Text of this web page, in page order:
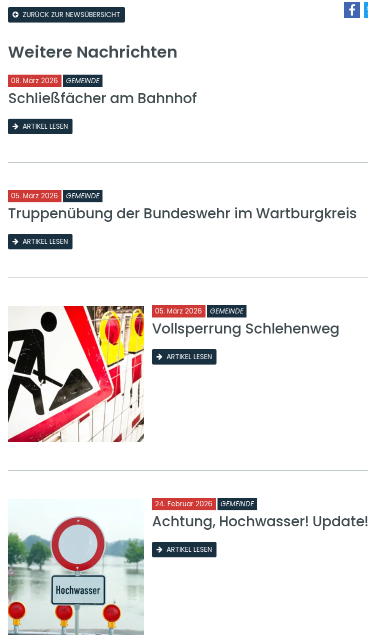
ZURÜCK ZUR NEWSÜBERSICHT
Weitere Nachrichten
08. März 2026 GEMEINDE
Schließfächer am Bahnhof
ARTIKEL LESEN
05. März 2026 GEMEINDE
Truppenübung der Bundeswehr im Wartburgkreis
ARTIKEL LESEN
05. März 2026 GEMEINDE
Vollsperrung Schlehenweg
ARTIKEL LESEN
24. Februar 2026 GEMEINDE
Achtung, Hochwasser! Update!
ARTIKEL LESEN